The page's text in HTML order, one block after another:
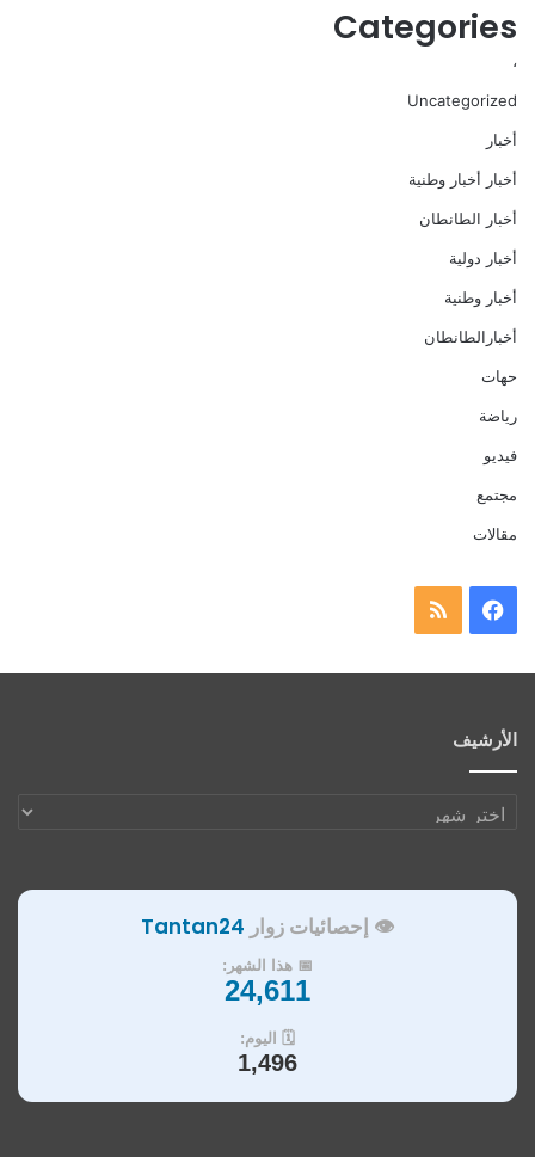
Categories
،
Uncategorized
أخبار
أخبار أخبار وطنية
أخبار الطانطان
أخبار دولية
أخبار وطنية
أخبارالطانطان
حهات
رياضة
فيديو
مجتمع
مقالات
فيسبوكملخص
الأرشيف
الأرشيف
👁️ إحصائيات زوار Tantan24
📅 هذا الشهر:
24,611
🗓️ اليوم:
1,496